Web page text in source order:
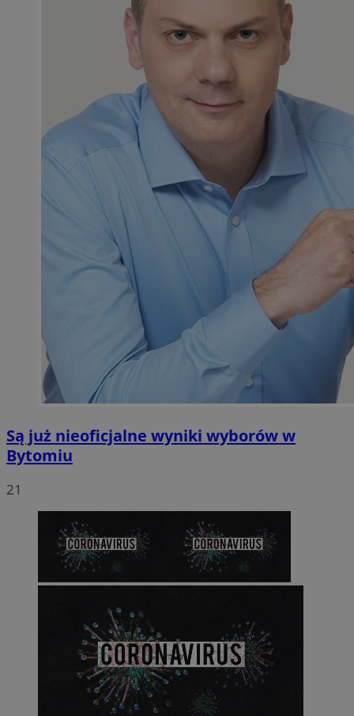
Są już nieoficjalne wyniki wyborów w
Bytomiu
21